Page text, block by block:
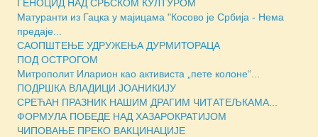
ГЕНОЦИД НАД СРБСКОМ КУЛТУРОМ
Матуранти из Гацка у мајицама "Косово је Србија - Нема
предаје...
САОПШТЕЊЕ УДРУЖЕЊА ДУРМИТОРАЦА
ПОД ОСТРОГОМ
Митрополит Иларион као активиста „пете колоне“...
ПОДРШКА ВЛАДИЦИ ЈОАНИКИЈУ
СРЕЋАН ПРАЗНИК НАШИМ ДРАГИМ ЧИТАТЕЉКАМА...
ФОРМУЛА ПОБЕДЕ НАД ХАЗАРОКРАТИЈОМ
ЧИПОВАЊЕ ПРЕКО ВАКЦИНАЦИЈЕ